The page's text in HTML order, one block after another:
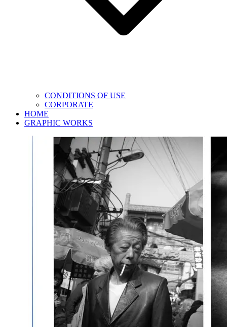
CONDITIONS OF USE
CORPORATE
HOME
GRAPHIC WORKS